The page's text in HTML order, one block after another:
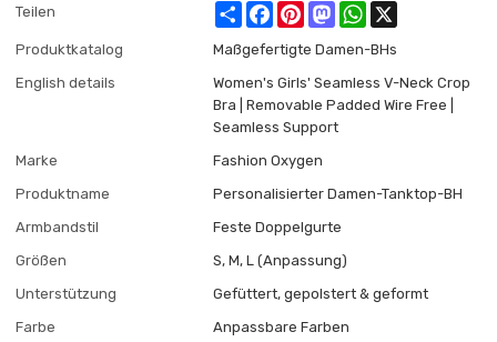
Teilen ShareFacebookPinterestMastodonWhatsApp
Produktkatalog
Maßgefertigte Damen-BHs
English details
Women's Girls' Seamless V-Neck Crop
Bra | Removable Padded Wire Free |
Seamless Support
Marke
Fashion Oxygen
Produktname
Personalisierter Damen-Tanktop-BH
Armbandstil
Feste Doppelgurte
Größen
S, M, L (Anpassung)
Unterstützung
Gefüttert, gepolstert & geformt
Farbe
Anpassbare Farben